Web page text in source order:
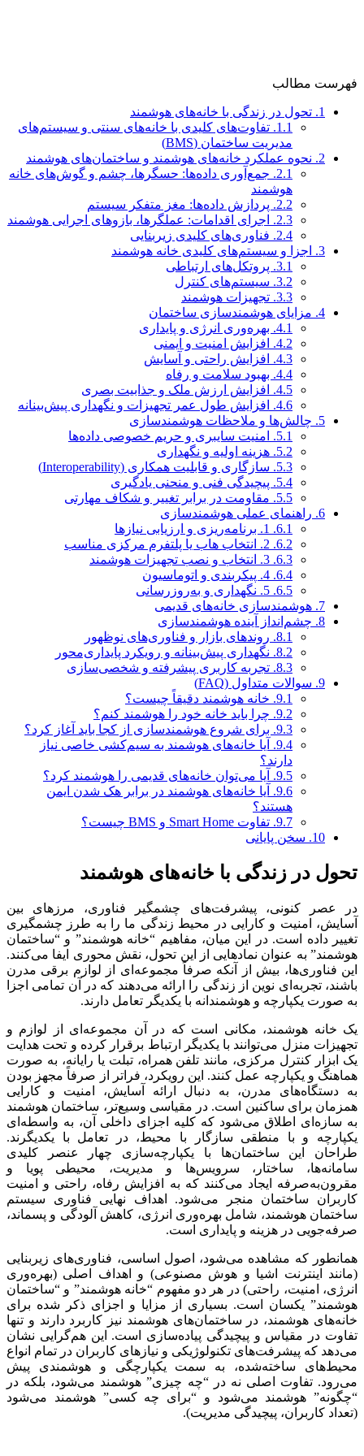
فهرست مطالب
1. تحول در زندگی با خانه‌های هوشمند
1.1. تفاوت‌های کلیدی با خانه‌های سنتی و سیستم‌های
مدیریت ساختمان (BMS)
2. نحوه عملکرد خانه‌های هوشمند و ساختمان‌های هوشمند
2.1. جمع‌آوری داده‌ها: حسگرها، چشم و گوش‌های خانه
هوشمند
2.2. پردازش داده‌ها: مغز متفکر سیستم
2.3.
اجرای اقدامات: عملگرها، بازوهای اجرایی هوشمند
2.4. فناوری‌های کلیدی زیربنایی
3.
اجزا و سیستم‌های کلیدی خانه هوشمند
3.1. پروتکل‌های ارتباطی
3.2. سیستم‌های کنترل
3.3. تجهیزات هوشمند
4. مزایای هوشمندسازی ساختمان
4.1. بهره‌وری انرژی و پایداری
4.2.
افزایش امنیت و ایمنی
4.3.
افزایش راحتی و آسایش
4.4. بهبود سلامت و رفاه
4.5.
افزایش ارزش ملک و جذابیت بصری
4.6.
افزایش طول عمر تجهیزات و نگهداری پیش‌بینانه
5. چالش‌ها و ملاحظات هوشمندسازی
5.1.
امنیت سایبری و حریم خصوصی داده‌ها
5.2. هزینه اولیه و نگهداری
5.3. سازگاری و قابلیت همکاری (Interoperability)
5.4. پیچیدگی فنی و منحنی یادگیری
5.5. مقاومت در برابر تغییر و شکاف مهارتی
6. راهنمای عملی هوشمندسازی
6.1.
6.2.
6.3.
6.4.
6.5.
7. هوشمندسازی خانه‌های قدیمی
8. چشم‌انداز آینده هوشمندسازی
8.1. روندهای بازار و فناوری‌های نوظهور
8.2. نگهداری پیش‌بینانه و رویکرد پایداری‌محور
8.3. تجربه کاربری پیشرفته و شخصی‌سازی
9. سوالات متداول (FAQ)
9.1. خانه هوشمند دقیقاً چیست؟
9.2. چرا باید خانه خود را هوشمند کنم؟
9.3. برای شروع هوشمندسازی از کجا باید آغاز کرد؟
9.4.
آیا خانه‌های هوشمند به سیم‌کشی خاصی نیاز
دارند؟
9.5.
آیا می‌توان خانه‌های قدیمی را هوشمند کرد؟
9.6.
آیا خانه‌های هوشمند در برابر هک شدن ایمن
هستند؟
9.7. تفاوت Smart Home و BMS چیست؟
10. سخن پایانی
تحول در زندگی با خانه‌های هوشمند
در عصر کنونی، پیشرفت‌های چشمگیر فناوری، مرزهای بین
آسایش، امنیت و کارایی در محیط زندگی ما را به طرز چشمگیری
تغییر داده است. در این میان، مفاهیم “خانه هوشمند” و “ساختمان
هوشمند” به عنوان نمادهایی از این تحول، نقش محوری ایفا می‌کنند.
این فناوری‌ها، بیش از آنکه صرفاً مجموعه‌ای از لوازم برقی مدرن
باشند، تجربه‌ای نوین از زندگی را ارائه می‌دهند که در آن تمامی اجزا
به صورت یکپارچه و هوشمندانه با یکدیگر تعامل دارند.
یک خانه هوشمند، مکانی است که در آن مجموعه‌ای از لوازم و
تجهیزات منزل می‌توانند با یکدیگر ارتباط برقرار کرده و تحت هدایت
یک ابزار کنترل مرکزی، مانند تلفن همراه، تبلت یا رایانه، به صورت
هماهنگ و یکپارچه عمل کنند. این رویکرد، فراتر از صرفاً مجهز بودن
به دستگاه‌های مدرن، به دنبال ارائه آسایش، امنیت و کارایی
همزمان برای ساکنین است. در مقیاسی وسیع‌تر، ساختمان هوشمند
به سازه‌ای اطلاق می‌شود که کلیه اجزای داخلی آن، به واسطه‌ای
یکپارچه و با منطقی سازگار با محیط، در تعامل با یکدیگرند.
طراحان این ساختمان‌ها با یکپارچه‌سازی چهار عنصر کلیدی
سامانه‌ها، ساختار، سرویس‌ها و مدیریت، محیطی پویا و
مقرون‌به‌صرفه ایجاد می‌کنند که به افزایش رفاه، راحتی و امنیت
کاربران ساختمان منجر می‌شود. اهداف نهایی فناوری سیستم
ساختمان هوشمند، شامل بهره‌وری انرژی، کاهش آلودگی و پسماند،
صرفه‌جویی در هزینه و پایداری است.
همانطور که مشاهده می‌شود، اصول اساسی، فناوری‌های زیربنایی
(مانند اینترنت اشیا و هوش مصنوعی) و اهداف اصلی (بهره‌وری
انرژی، امنیت، راحتی) در هر دو مفهوم “خانه هوشمند” و “ساختمان
هوشمند” یکسان است. بسیاری از مزایا و اجزای ذکر شده برای
خانه‌های هوشمند، در ساختمان‌های هوشمند نیز کاربرد دارند و تنها
تفاوت در مقیاس و پیچیدگی پیاده‌سازی است. این هم‌گرایی نشان
می‌دهد که پیشرفت‌های تکنولوژیکی و نیازهای کاربران در تمام انواع
محیط‌های ساخته‌شده، به سمت یکپارچگی و هوشمندی پیش
می‌رود. تفاوت اصلی نه در “چه چیزی” هوشمند می‌شود، بلکه در
“چگونه” هوشمند می‌شود و “برای چه کسی” هوشمند می‌شود
(تعداد کاربران، پیچیدگی مدیریت).